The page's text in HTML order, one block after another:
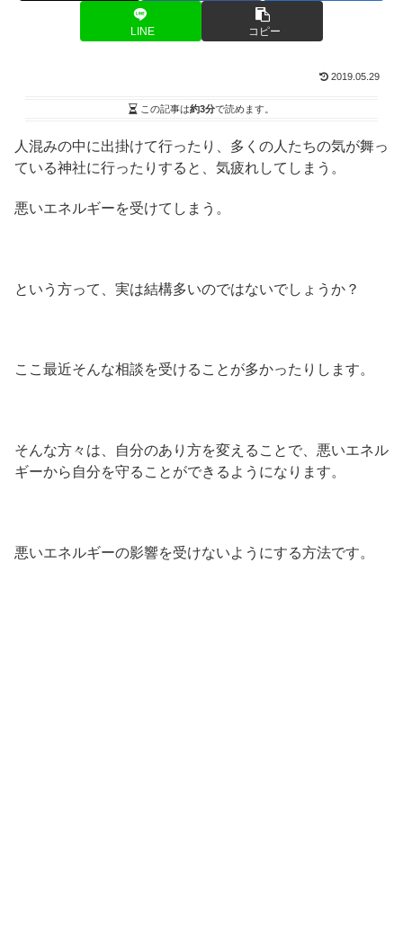
LINE コピー
2019.05.29
この記事は約3分で読めます。
人混みの中に出掛けて行ったり、多くの人たちの気が舞っ
ている神社に行ったりすると、気疲れしてしまう。
悪いエネルギーを受けてしまう。
という方って、実は結構多いのではないでしょうか？
ここ最近そんな相談を受けることが多かったりします。
そんな方々は、自分のあり方を変えることで、悪いエネル
ギーから自分を守ることができるようになります。
悪いエネルギーの影響を受けないようにする方法です。